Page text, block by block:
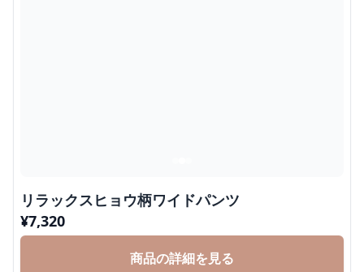
リラックスヒョウ柄ワイドパンツ
¥7,320
商品の詳細を見る